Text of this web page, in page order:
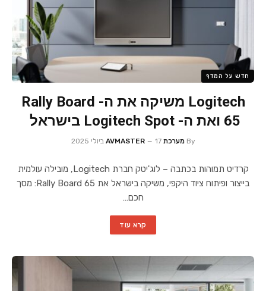
חדש על המדף
Logitech משיקה את ה- Rally Board
65 ואת ה- Logitech Spot בישראל
By מערכת AVMASTER17 ביולי 2025
קרדיט תמוהות בכתבה – לוג'יטק חברת Logitech, מובילה עולמית
בייצור ופיתוח ציוד היקפי, משיקה בישראל את Rally Board 65: מסך
חכם…
קרא עוד